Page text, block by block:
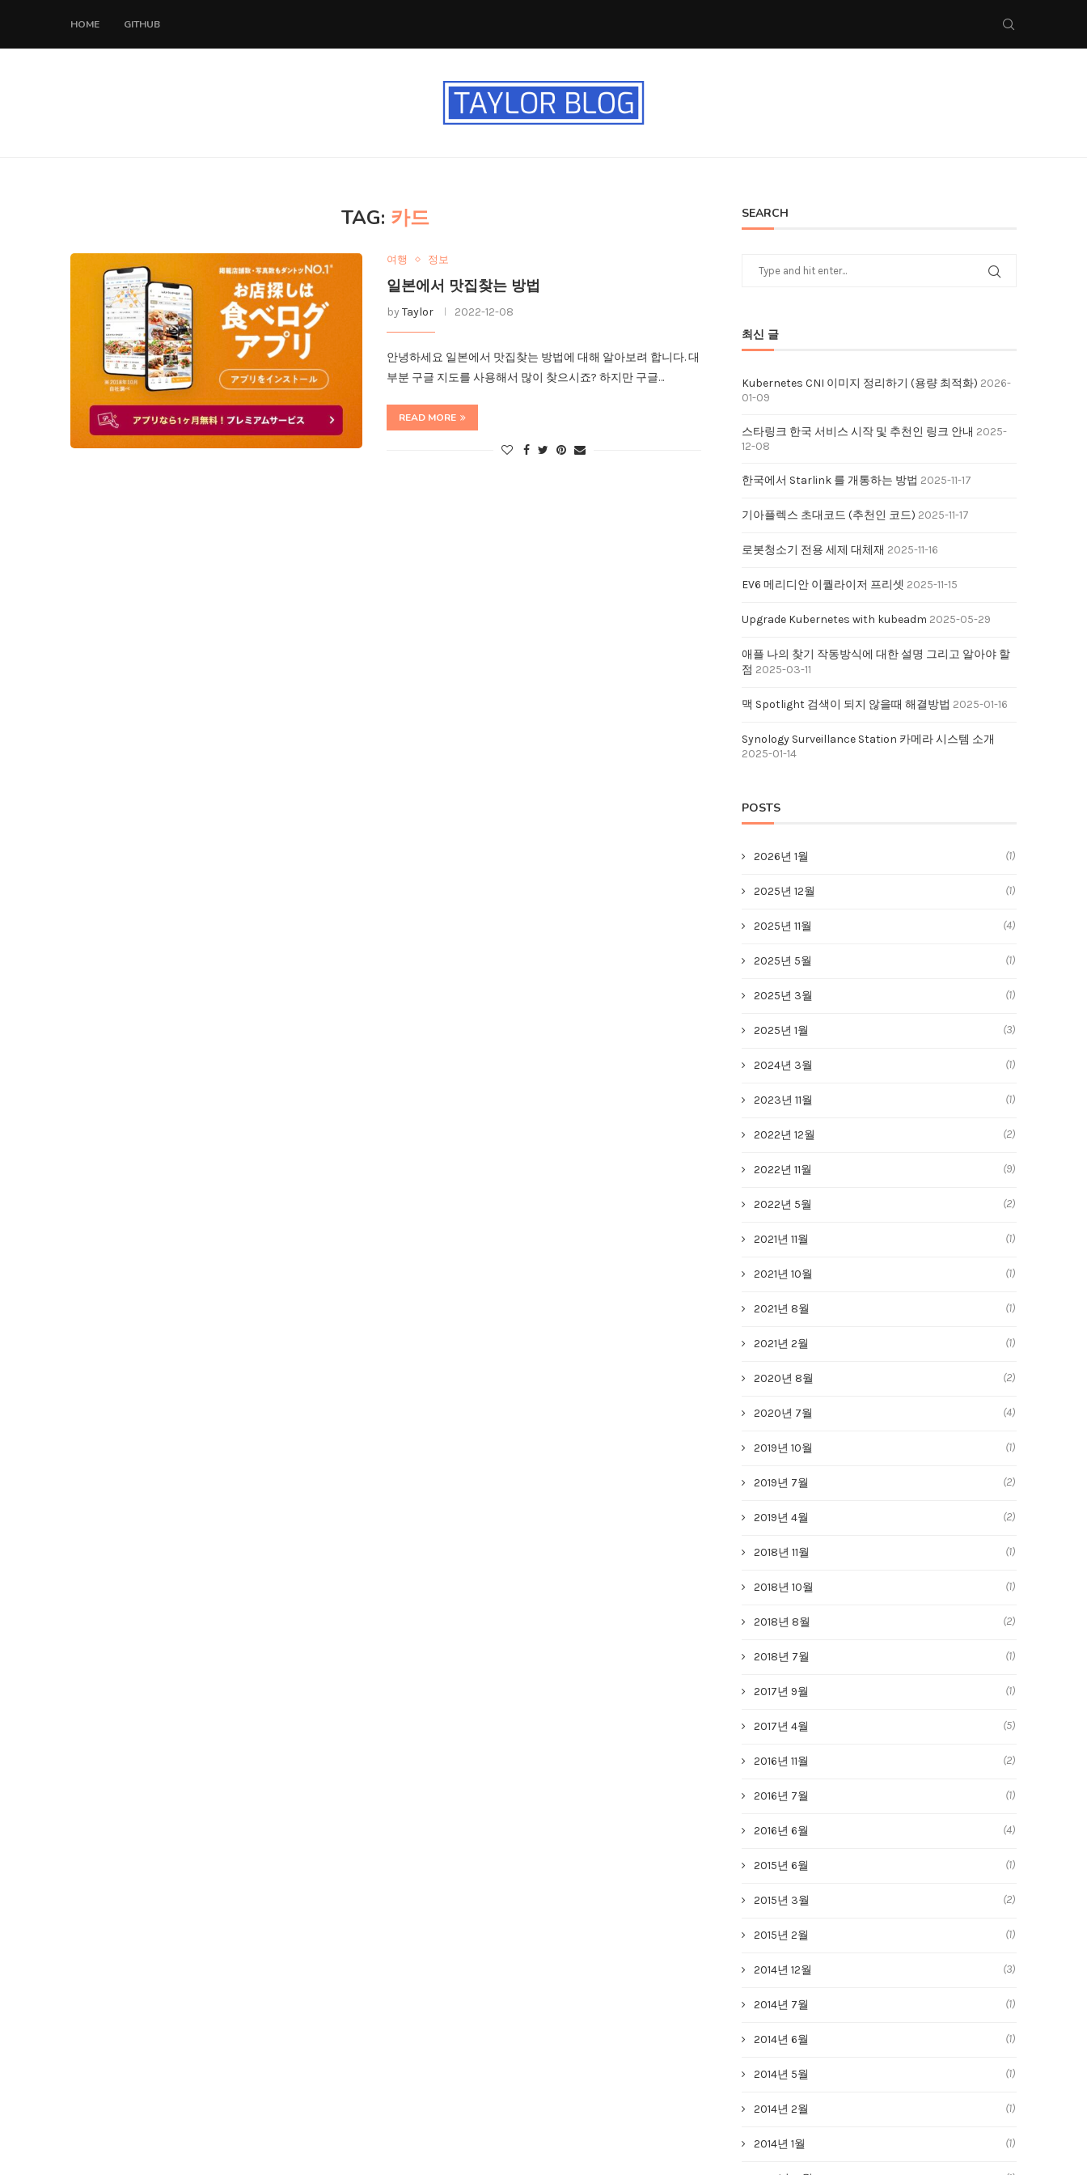
HOME GITHUB
TAG: 카드
여행 정보
일본에서 맛집찾는 방법
by Taylor 2022-12-08
안녕하세요 일본에서 맛집찾는 방법에 대해 알아보려 합니다. 대
부분 구글 지도를 사용해서 많이 찾으시죠? 하지만 구글…
READ MORE
SEARCH
최신 글
Kubernetes CNI 이미지 정리하기 (용량 최적화) 2026-
01-09
스타링크 한국 서비스 시작 및 추천인 링크 안내 2025-
12-08
한국에서 Starlink 를 개통하는 방법 2025-11-17
기아플렉스 초대코드 (추천인 코드) 2025-11-17
로봇청소기 전용 세제 대체재 2025-11-16
EV6 메리디안 이퀄라이저 프리셋 2025-11-15
Upgrade Kubernetes with kubeadm 2025-05-29
애플 나의 찾기 작동방식에 대한 설명 그리고 알아야 할
점 2025-03-11
맥 Spotlight 검색이 되지 않을때 해결방법 2025-01-16
Synology Surveillance Station 카메라 시스템 소개
2025-01-14
POSTS
2026년 1월 (1)
2025년 12월 (1)
2025년 11월 (4)
2025년 5월 (1)
2025년 3월 (1)
2025년 1월 (3)
2024년 3월 (1)
2023년 11월 (1)
2022년 12월 (2)
2022년 11월 (9)
2022년 5월 (2)
2021년 11월 (1)
2021년 10월 (1)
2021년 8월 (1)
2021년 2월 (1)
2020년 8월 (2)
2020년 7월 (4)
2019년 10월 (1)
2019년 7월 (2)
2019년 4월 (2)
2018년 11월 (1)
2018년 10월 (1)
2018년 8월 (2)
2018년 7월 (1)
2017년 9월 (1)
2017년 4월 (5)
2016년 11월 (2)
2016년 7월 (1)
2016년 6월 (4)
2015년 6월 (1)
2015년 3월 (2)
2015년 2월 (1)
2014년 12월 (3)
2014년 7월 (1)
2014년 6월 (1)
2014년 5월 (1)
2014년 2월 (1)
2014년 1월 (1)